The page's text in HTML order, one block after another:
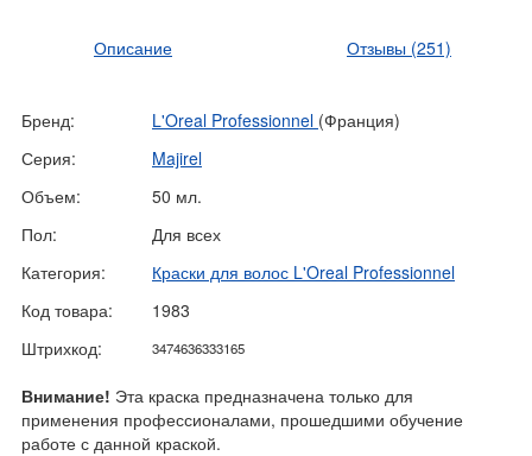
Описание Отзывы (251)
Бренд: L'Oreal Professionnel (Франция)
Серия:
Majirel
Объем:
50 мл.
Пол:
Для всех
Категория:
Краски для волос L'Oreal Professionnel
Код товара:
1983
Штрихкод:
3474636333165
Внимание! Эта краска предназначена только для
применения профессионалами, прошедшими обучение
работе с данной краской.